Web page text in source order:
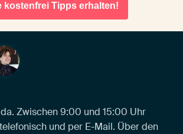
kostenfrei Tipps erhalten!
Zwischen 9:00 und 15:00 Uhr
und per E-Mail. Über den